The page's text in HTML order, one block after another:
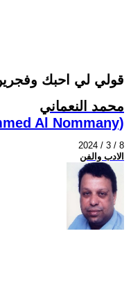
قولي لي احبك
محمد النعماني
Al Nommany)
2024 / 3 / 8
الادب والفن